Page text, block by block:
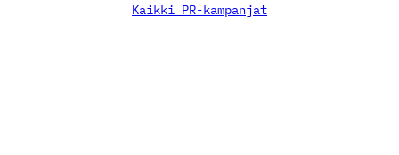
Kaikki PR-kampanjat